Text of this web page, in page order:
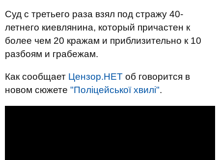
Суд с третьего раза взял под стражу 40-
летнего киевлянина, который причастен к
более чем 20 кражам и приблизительно к 10
разбоям и грабежам.
Как сообщает Цензор.НЕТ об говорится в
новом сюжете "Поліцейської хвилі".